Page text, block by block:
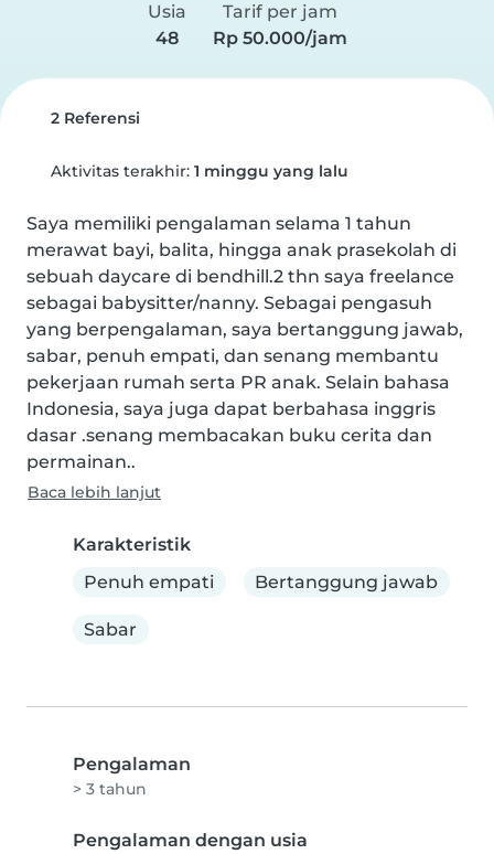
Usia
48
Tarif per jam
Rp 50.000/jam
2 Referensi
Aktivitas terakhir: 1 minggu yang lalu
Saya memiliki pengalaman selama 1 tahun
merawat bayi, balita, hingga anak prasekolah di
sebuah daycare di bendhill.2 thn saya freelance
sebagai babysitter/nanny. Sebagai pengasuh
yang berpengalaman, saya bertanggung jawab,
sabar, penuh empati, dan senang membantu
pekerjaan rumah serta PR anak. Selain bahasa
Indonesia, saya juga dapat berbahasa inggris
dasar .senang membacakan buku cerita dan
permainan..
Baca lebih lanjut
Karakteristik
Penuh empati
Bertanggung jawab
Sabar
Pengalaman
> 3 tahun
Pengalaman dengan usia